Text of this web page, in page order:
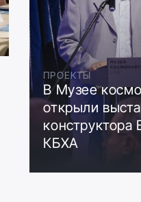
ПРОЕКТЫ
В Музее
открыли
конструктора
КБХА